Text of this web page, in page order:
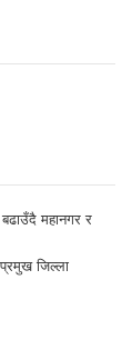
महानगर र
जिल्ला